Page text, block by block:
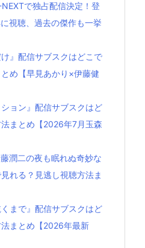
で独占配信決定！登
視聴、過去の傑作も一挙
』配信サブスクはどこで
め【早見あかり×伊藤健
ョン』配信サブスクはど
まとめ【2026年7月玉森
潤二の夜も眠れぬ奇妙な
れる？見逃し視聴方法ま
まで』配信サブスクはど
まとめ【2026年最新